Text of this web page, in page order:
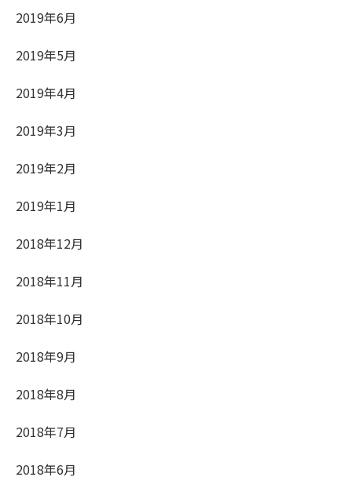
2019年6月
2019年5月
2019年4月
2019年3月
2019年2月
2019年1月
2018年12月
2018年11月
2018年10月
2018年9月
2018年8月
2018年7月
2018年6月